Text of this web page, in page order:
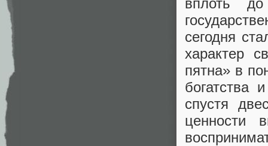
сегодня
характер
пятна» в
богатства
спустя
ценности